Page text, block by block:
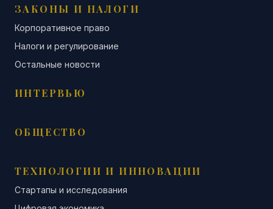
ЗАКОНЫ И НАЛОГИ
Корпоративное право
Налоги и регулирование
Остальные новости
ИНТЕРВЬЮ
ОБЩЕСТВО
ТЕХНОЛОГИИ И ИННОВАЦИИ
Стартапы и исследования